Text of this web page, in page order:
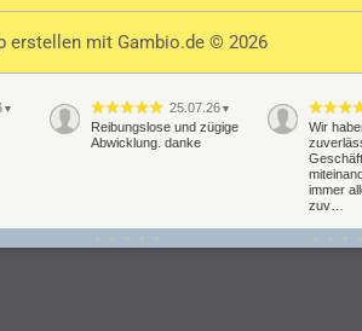
erstellenmit Gambio.de © 2026
▼ 25.07.26 ▼
Reibungslose und zügige
Abwicklung. danke
Wir
immer
zuv…
▼ ▼